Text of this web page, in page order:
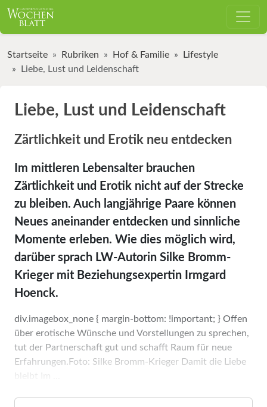
Startseite Rubriken Hof & Familie
Lifestyle
Liebe, Lust und Leidenschaft
Liebe, Lust und Leidenschaft
Zärtlichkeit und Erotik neu entdecken
Im mittleren Lebensalter brauchen
Zärtlichkeit und Erotik nicht auf der Strecke
zu bleiben. Auch langjährige Paare können
Neues aneinander entdecken und sinnliche
Momente erleben. Wie dies möglich wird,
darüber sprach LW-Autorin Silke Bromm-
Krieger mit Beziehungsexpertin Irmgard
Hoenck.
div.imagebox_none { margin-bottom: !important; } Offen
über erotische Wünsche und Vorstellungen zu sprechen,
tut der Partnerschaft gut und schafft Raum für neue
Erfahrungen.Foto: Silke Bromm-Krieger Damit die Liebe